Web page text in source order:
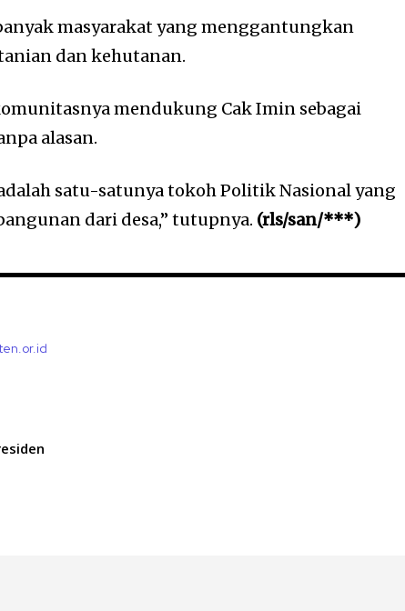
masyarakat yang menggantungkan
dan kehutanan.
mendukung Cak Imin sebagai
alasan.
satu-satunya tokoh Politik Nasional yang
dari desa,” tutupnya. (rls/san/***)